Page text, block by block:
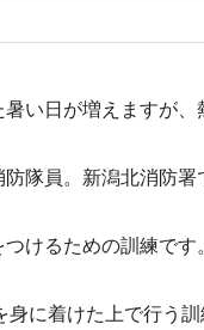
い日が増えますが
隊員。新潟北消防
けるための訓練です
に着けた上で行う訓